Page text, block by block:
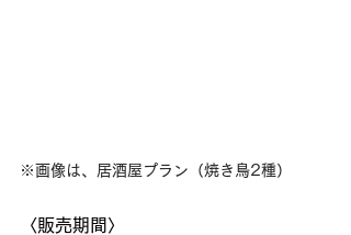
​※画像は、居酒屋プラン（焼き鳥2種）
〈販売期間〉